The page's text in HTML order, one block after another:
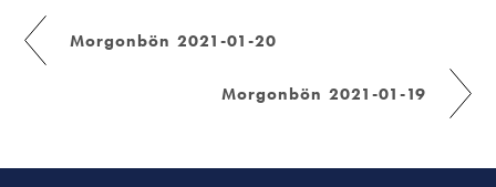
Morgonbön 2021-01-20
Morgonbön 2021-01-19